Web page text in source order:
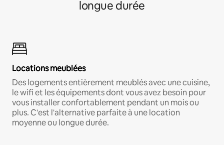
longue durée
Locations meublées
Des logements entièrement meublés avec une cuisine,
le wifi et les équipements dont vous avez besoin pour
vous installer confortablement pendant un mois ou
plus. C'est l'alternative parfaite à une location
moyenne ou longue durée.